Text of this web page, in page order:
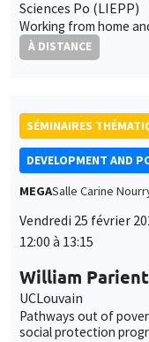
Sciences Po (LIEPP)
Working from home
À DISTANCE
SÉMINAIRES
DEVELOPMENT AND
MEGASalle Carine
Vendredi 25 février
12:00 à 13:15
William
UCLouvain
Pathways out of
social protection